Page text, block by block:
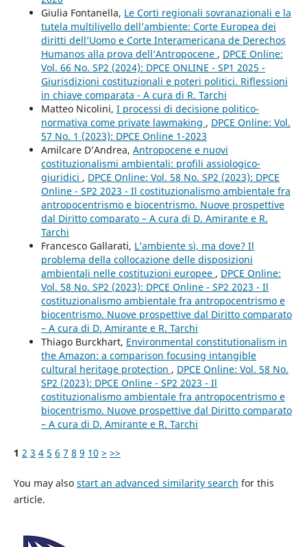
Giulia Fontanella, Le Corti regionali sovranazionali e la
tutela multilivello dell’ambiente: Corte Europea dei
diritti dell’Uomo e Corte Interamericana de Derechos
Humanos alla prova dell’Antropocene , DPCE Online:
Vol. 66 No. SP2 (2024): DPCE ONLINE - SP1 2025 -
Giurisdizioni costituzionali e poteri politici. Riflessioni
in chiave comparata - A cura di R. Tarchi
Matteo Nicolini, I processi di decisione politico-
normativa come private lawmaking , DPCE Online: Vol.
57 No. 1 (2023): DPCE Online 1-2023
Amilcare D’Andrea, Antropocene e nuovi
costituzionalismi ambientali: profili assiologico-
giuridici , DPCE Online: Vol. 58 No. SP2 (2023): DPCE
Online - SP2 2023 - Il costituzionalismo ambientale fra
antropocentrismo e biocentrismo. Nuove prospettive
dal Diritto comparato – A cura di D. Amirante e R.
Tarchi
Francesco Gallarati, L’ambiente sì, ma dove? Il
problema della collocazione delle disposizioni
ambientali nelle costituzioni europee , DPCE Online:
Vol. 58 No. SP2 (2023): DPCE Online - SP2 2023 - Il
costituzionalismo ambientale fra antropocentrismo e
biocentrismo. Nuove prospettive dal Diritto comparato
– A cura di D. Amirante e R. Tarchi
Thiago Burckhart, Environmental constitutionalism in
the Amazon: a comparison focusing intangible
cultural heritage protection , DPCE Online: Vol. 58 No.
SP2 (2023): DPCE Online - SP2 2023 - Il
costituzionalismo ambientale fra antropocentrismo e
biocentrismo. Nuove prospettive dal Diritto comparato
– A cura di D. Amirante e R. Tarchi
1 2 3 4 5 6 7 8 9 10 > >>
You may also start an advanced similarity search for this
article.